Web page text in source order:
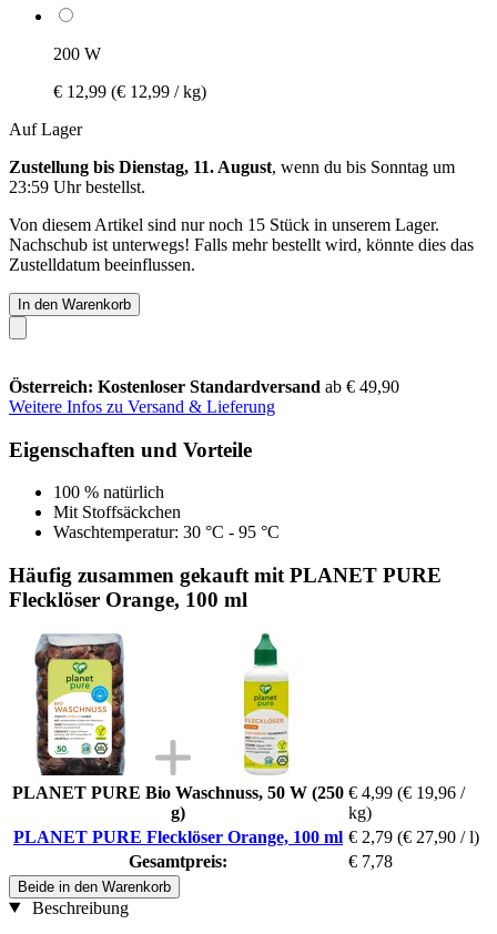
200 W
€ 12,99 (€ 12,99 / kg)
Auf Lager
Zustellung bis Dienstag, 11. August, wenn du bis Sonntag um
23:59 Uhrbestellst.
Von diesem Artikel sind nur noch 15 Stück in unserem Lager.
Nachschub ist unterwegs! Falls mehr bestellt wird, könnte dies das
Zustelldatum beeinflussen.
In den Warenkorb
Österreich: Kostenloser Standardversand ab € 49,90
Weitere Infos zu Versand & Lieferung
Eigenschaften und Vorteile
100 % natürlich
Mit Stoffsäckchen
Waschtemperatur: 30 °C - 95 °C
Häufig zusammen gekauft mit PLANET PURE
Flecklöser Orange, 100 ml
PLANET PURE Bio Waschnuss, 50 W (250
g)
€ 4,99 (€ 19,96 /
kg)
PLANET PURE Flecklöser Orange, 100 ml € 2,79 (€ 27,90 / l)
Gesamtpreis:
€ 7,78
Beide in den Warenkorb
Beschreibung